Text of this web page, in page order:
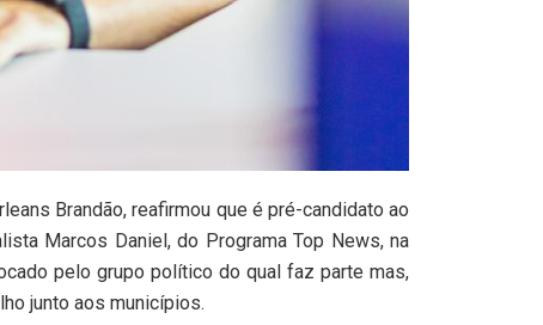
Brandão, reafirmou que é pré-candidato ao
Marcos Daniel, do Programa Top News, na
pelo grupo político do qual faz parte mas,
junto aos municípios.